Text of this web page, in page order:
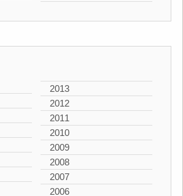
2013
2012
2011
2010
2009
2008
2007
2006